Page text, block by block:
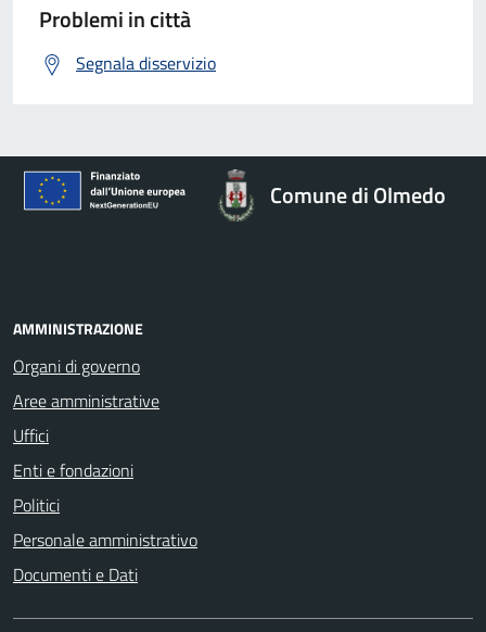
Problemi in città
Segnala disservizio
Comune di Olmedo
AMMINISTRAZIONE
Organi di governo
Aree amministrative
Uffici
Enti e fondazioni
Politici
Personale amministrativo
Documenti e Dati